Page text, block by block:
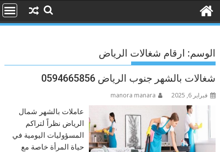
الوسم: ارقام شغالات الرياض
شغالات بالشهر جنوب الرياض 0594665856
فبراير 6, 2025 manora manara
عاملات بالشهر شمال
الرياض نظراً لتراكم
المسؤوليات اليومية في
حياة المرأة خاصة مع